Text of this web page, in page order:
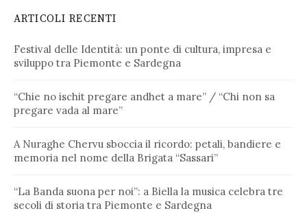
ARTICOLI RECENTI
Festival delle Identità: un ponte di cultura, impresa e
sviluppo tra Piemonte e Sardegna
“Chie no ischit pregare andhet a mare” / “Chi non sa
pregare vada al mare”
A Nuraghe Chervu sboccia il ricordo: petali, bandiere e
memoria nel nome della Brigata “Sassari”
“La Banda suona per noi”: a Biella la musica celebra tre
secoli di storia tra Piemonte e Sardegna